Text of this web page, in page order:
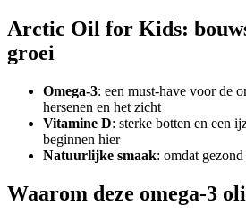
Arctic Oil for Kids:
groei
Omega-3: een must-have voor de
hersenen en het zicht
Vitamine D: sterke botten en een
beginnen hier
Natuurlijke smaak: omdat
Waarom deze omega-3